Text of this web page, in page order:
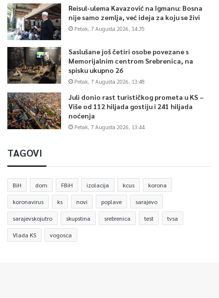
Reisul-ulema Kavazović na Igmanu: Bosna
nije samo zemlja, već ideja za koju se živi
Petak, 7 Augusta 2026, 14:35
Saslušane još četiri osobe povezane s
Memorijalnim centrom Srebrenica, na
spisku ukupno 26
Petak, 7 Augusta 2026, 13:48
Juli donio rast turističkog prometa u KS –
Više od 112 hiljada gostiju i 241 hiljada
noćenja
Petak, 7 Augusta 2026, 13:44
TAGOVI
BiH dom FBiH izolacija kcus korona
koronavirus ks novi poplave sarajevo
sarajevskojutro skupstina srebrenica test tvsa
Vlada KS vogosca